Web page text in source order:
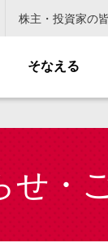
そなえる
株主・投資家の
せ・